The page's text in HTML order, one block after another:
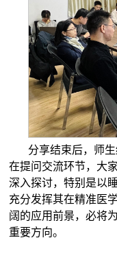
分享结束后，师
在提问交流环节，大
深入探讨，特别是以
充分发挥其在精准医
阔的应用前景，必将
重要方向。